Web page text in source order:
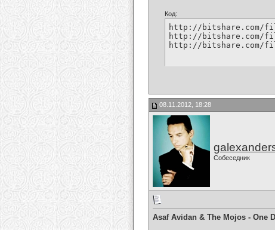
Код:
http://bitshare.com/
http://bitshare.com/
http://bitshare.com/
08.11.2012, 18:28
Собеседник
Asaf Avidan & The Mojos - One